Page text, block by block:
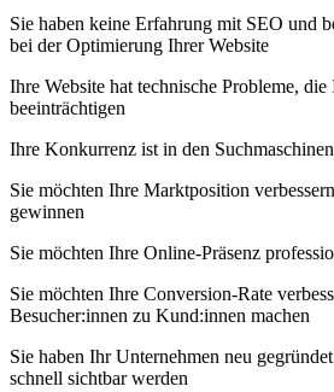
Sie haben keine Erfahrung mit SEO und
bei der Optimierung Ihrer Website
Ihre Website hat technische Probleme,
beeinträchtigen
Ihre Konkurrenz ist in den
Sie möchten Ihre Marktposition
gewinnen
Sie möchten Ihre Online-Präsenz
Sie möchten Ihre Conversion-Rate
Besucher:innen zu Kund:innen machen
Sie haben Ihr Unternehmen neu
schnell sichtbar werden